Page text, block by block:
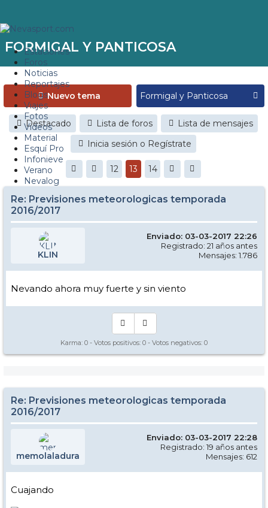
Estaciones
Foros
Noticias
Reportajes
Blogs
Viajes
Fotos
Videos
Material
Esquí Pro
Infonieve
Verano
Nevalog
FORMIGAL Y PANTICOSA
Nuevo tema
Destacado Lista de foros
Lista de mensajes
Inicia sesión o Regístrate
12 13 14
Re: Previsiones meteorologicas temporada
2016/2017
KLIN
Enviado: 03-03-2017 22:26
Registrado: 21 años antes
Mensajes: 1.786
Nevando ahora muy fuerte y sin viento
Karma: 0 - Votos positivos: 0 - Votos negativos: 0
Re: Previsiones meteorologicas temporada
2016/2017
memolaladura
Enviado: 03-03-2017 22:28
Registrado: 19 años antes
Mensajes: 612
Cuajando